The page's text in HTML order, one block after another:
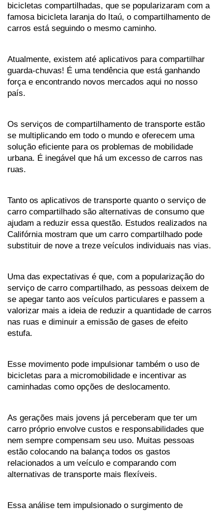
bicicletas compartilhadas, que se popularizaram com a
famosa bicicleta laranja do Itaú, o compartilhamento de
carros está seguindo o mesmo caminho.
Atualmente, existem até aplicativos para compartilhar
guarda-chuvas! É uma tendência que está ganhando
força e encontrando novos mercados aqui no nosso
país.
Os serviços de compartilhamento de transporte estão
se multiplicando em todo o mundo e oferecem uma
solução eficiente para os problemas de mobilidade
urbana. É inegável que há um excesso de carros nas
ruas.
Tanto os aplicativos de transporte quanto o serviço de
carro compartilhado são alternativas de consumo que
ajudam a reduzir essa questão. Estudos realizados na
Califórnia mostram que um carro compartilhado pode
substituir de nove a treze veículos individuais nas vias.
Uma das expectativas é que, com a popularização do
serviço de carro compartilhado, as pessoas deixem de
se apegar tanto aos veículos particulares e passem a
valorizar mais a ideia de reduzir a quantidade de carros
nas ruas e diminuir a emissão de gases de efeito
estufa.
Esse movimento pode impulsionar também o uso de
bicicletas para a micromobilidade e incentivar as
caminhadas como opções de deslocamento.
As gerações mais jovens já perceberam que ter um
carro próprio envolve custos e responsabilidades que
nem sempre compensam seu uso. Muitas pessoas
estão colocando na balança todos os gastos
relacionados a um veículo e comparando com
alternativas de transporte mais flexíveis.
Essa análise tem impulsionado o surgimento de